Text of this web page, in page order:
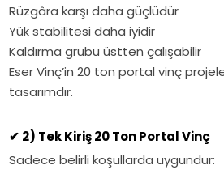
Rüzgâra karşı daha güçlüdür
Yük stabilitesi daha iyidir
Kaldırma grubu üstten çalışabilir
Eser Vinç’in 20 ton portal vinç
tasarımdır.
✔ 2) Tek Kiriş 20 Ton Portal Vinç
Sadece belirli koşullarda uygundur: